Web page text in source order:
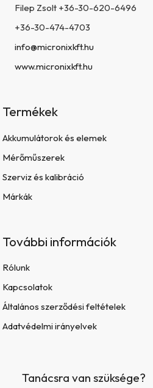
Filep Zsolt +36-30-620-6496
+36-30-474-4703
info@micronixkft.hu
www.micronixkft.hu
Termékek
Akkumulátorok és elemek
Mérőműszerek
Szerviz és kalibráció
Márkák
További információk
Rólunk
Kapcsolatok
Általános szerződési feltételek
Adatvédelmi irányelvek
Tanácsra van szüksége?